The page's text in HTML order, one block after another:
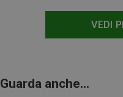
VEDI
Guarda anche...